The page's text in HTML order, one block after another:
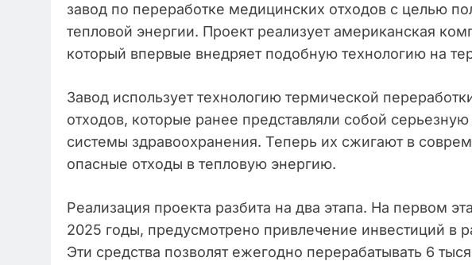
завод по переработке медицинских отходов с целью
тепловой энергии. Проект реализует американская
который впервые внедряет подобную технологию на
Завод использует технологию термической
отходов, которые ранее представляли собой
системы здравоохранения. Теперь их сжигают в
опасные отходы в тепловую энергию.
Реализация проекта разбита на два этапа. На первом
2025 годы, предусмотрено привлечение инвестиций в
Эти средства позволят ежегодно перерабатывать 6